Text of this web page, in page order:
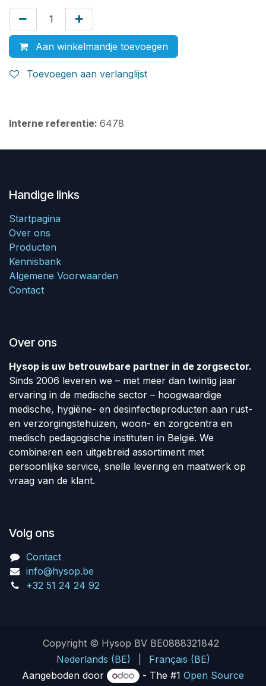
Aan winkelmandje toevoegen
Toevoegen aan verlanglijst
Interne referentie: 6478
Handige links
Startpagina
Over ons
Producten
Kennisbank
Algemene Voorwaarden
Contact
Over ons
Hysop is uw betrouwbare partner in de zorgsector.
Sinds 2006 leveren we – met meer dan twintig jaar
ervaring in de medische sector – hoogwaardige
medische, hygiëne- en desinfectieproducten aan rust-
en verzorgingstehuizen, woon- en zorgcentra en
medisch pedagogische instituten in België. We
combineren een uitgebreid assortiment met
persoonlijke service, snelle levering en maatwerk op
vraag van de klant.
Volg ons
Contact
info@hysop.be
+32 51 24 24 92
Copyright © Hysop BV BE0888321842
Nederlands (BE)
Français (BE)
Aangeboden door
- The #1 Open Source